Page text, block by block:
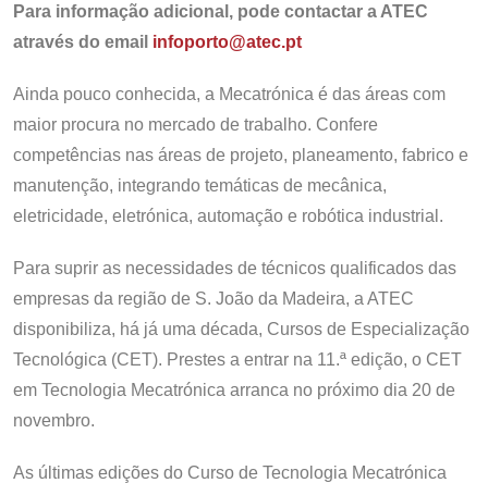
Para informação adicional, pode contactar a ATEC
através do email infoporto@atec.pt
Ainda pouco conhecida, a Mecatrónica é das áreas com
maior procura no mercado de trabalho. Confere
competências nas áreas de projeto, planeamento, fabrico e
manutenção, integrando temáticas de mecânica,
eletricidade, eletrónica, automação e robótica industrial.
Para suprir as necessidades de técnicos qualificados das
empresas da região de S. João da Madeira, a ATEC
disponibiliza, há já uma década, Cursos de Especialização
Tecnológica (CET). Prestes a entrar na 11.ª edição, o CET
em Tecnologia Mecatrónica arranca no próximo dia 20 de
novembro.
As últimas edições do Curso de Tecnologia Mecatrónica